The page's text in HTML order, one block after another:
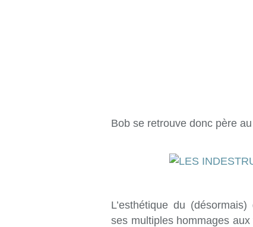
Bob se retrouve donc père
L’esthétique du
ses multiples hommages aux